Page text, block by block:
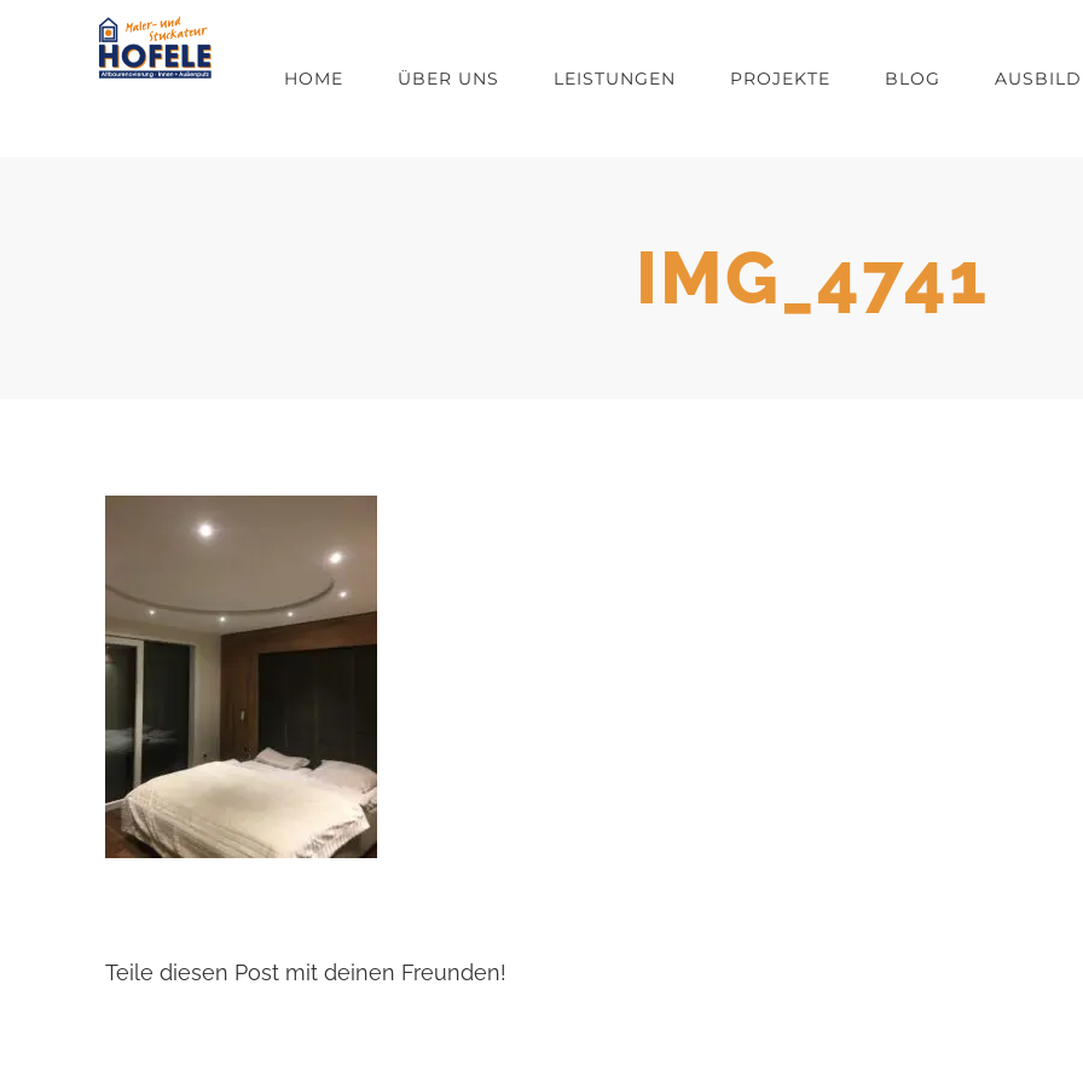
HOME ÜBER UNS LEISTUNGEN PROJEKTE BLOG
IMG_4741
Teile diesen Post mit deinen Freunden!